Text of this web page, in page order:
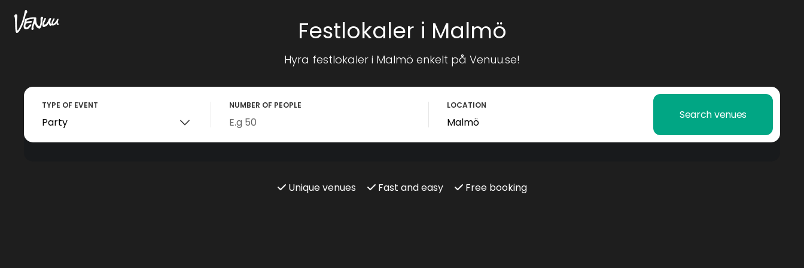
Festlokaler i Malmö
Hyra festlokaler i Malmö enkelt på Venuu.se!
TYPE OF EVENT NUMBER OF PEOPLE LOCATION
Search venues
Unique venues Fast and easy Free booking